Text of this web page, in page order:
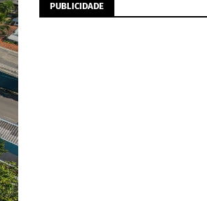
PUBLICIDADE